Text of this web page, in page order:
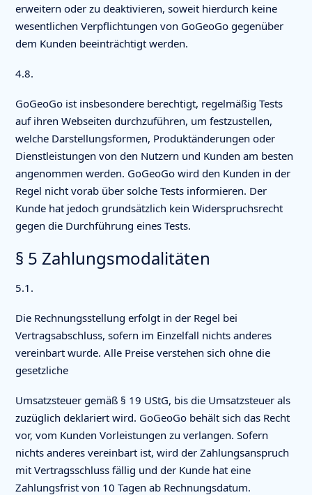
erweitern oder zu deaktivieren, soweit hierdurch keine
wesentlichen Verpflichtungen von GoGeoGo gegenüber
dem Kunden beeinträchtigt werden.
4.8.
GoGeoGo ist insbesondere berechtigt, regelmäßig Tests
auf ihren Webseiten durchzuführen, um festzustellen,
welche Darstellungsformen, Produktänderungen oder
Dienstleistungen von den Nutzern und Kunden am besten
angenommen werden. GoGeoGo wird den Kunden in der
Regel nicht vorab über solche Tests informieren. Der
Kunde hat jedoch grundsätzlich kein Widerspruchsrecht
gegen die Durchführung eines Tests.
§ 5 Zahlungsmodalitäten
5.1.
Die Rechnungsstellung erfolgt in der Regel bei
Vertragsabschluss, sofern im Einzelfall nichts anderes
vereinbart wurde. Alle Preise verstehen sich ohne die
gesetzliche
Umsatzsteuer gemäß § 19 UStG, bis die Umsatzsteuer als
zuzüglich deklariert wird. GoGeoGo behält sich das Recht
vor, vom Kunden Vorleistungen zu verlangen. Sofern
nichts anderes vereinbart ist, wird der Zahlungsanspruch
mit Vertragsschluss fällig und der Kunde hat eine
Zahlungsfrist von 10 Tagen ab Rechnungsdatum.